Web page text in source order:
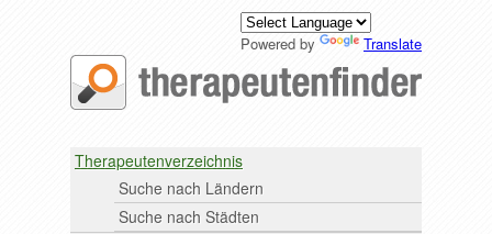
Powered by Translate
Therapeutenverzeichnis
Suche nach Ländern
Suche nach Städten